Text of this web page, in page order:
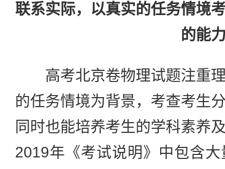
联系实际，以真实的任务情境
的能
高考北京卷物理试题注重理
的任务情境为背景，考查考生
同时也能培养考生的学科素养
2019年《考试说明》中包含